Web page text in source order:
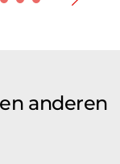
anderen